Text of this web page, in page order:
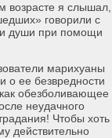
возрасте я слышал,
говорили с
души при помощи
марихуаны
о ее безвредности
обезболивающее
неудачного
Чтобы хоть
действительно